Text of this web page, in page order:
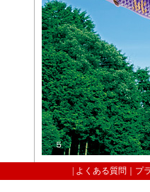
よくある質問 プ